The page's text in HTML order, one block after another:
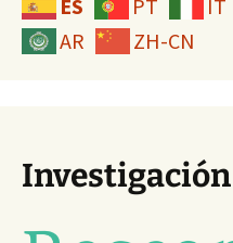
ES PT IT
AR
ZH-CN
Investigación